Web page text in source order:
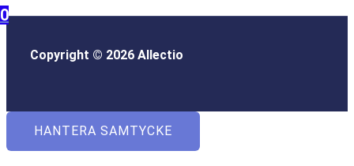
0
Copyright © 2026 Allectio
HANTERA SAMTYCKE